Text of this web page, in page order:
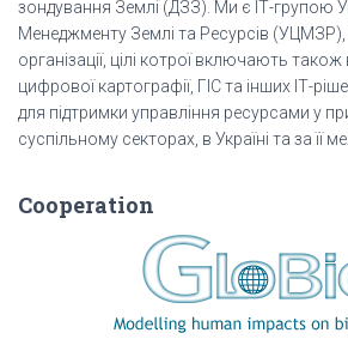
зондування Землі (ДЗЗ). Ми є ІТ-групою
Менеджменту Землі та Ресурсів (УЦМЗР),
організації, цілі котрої включають
цифрової картографії, ГІС та інших ІТ-
для підтримки управління ресурсами у
суспільному секторах, в Україні та за її
Cooperation